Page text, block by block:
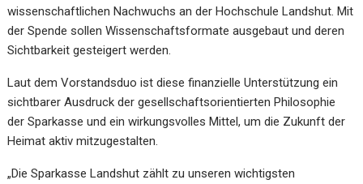
wissenschaftlichen Nachwuchs an der Hochschule Landshut. Mit
der Spende sollen Wissenschaftsformate ausgebaut und deren
Sichtbarkeit gesteigert werden.
Laut dem Vorstandsduo ist diese finanzielle Unterstützung ein
sichtbarer Ausdruck der gesellschaftsorientierten Philosophie
der Sparkasse und ein wirkungsvolles Mittel, um die Zukunft der
Heimat aktiv mitzugestalten.
„Die Sparkasse Landshut zählt zu unseren wichtigsten